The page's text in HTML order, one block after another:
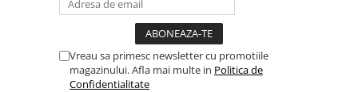
Vreau sa primesc newsletter cu promotiile
magazinului. Afla mai multe in Politica de
Confidentialitate